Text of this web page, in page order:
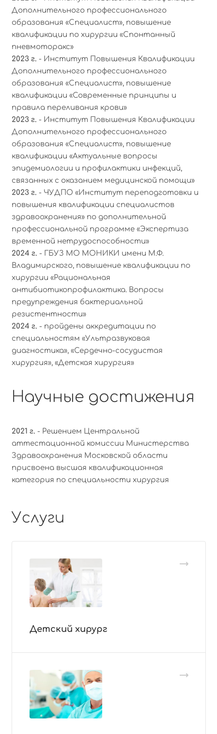
Дополнительного профессионального
образования «Специалист», повышение
квалификации по хирургии «Спонтанный
пневмоторакс»
2023 г. - Институт Повышения Квалификации
Дополнительного профессионального
образования «Специалист», повышение
квалификации «Современные принципы и
правила переливания крови»
2023 г. - Институт Повышения Квалификации
Дополнительного профессионального
образования «Специалист», повышение
квалификации «Актуальные вопросы
эпидемиологии и профилактики инфекций,
связанных с оказанием медицинской помощи»
2023 г. - ЧУДПО «Институт переподготовки и
повышения квалификации специалистов
здравоохранения» по дополнительной
профессиональной программе «Экспертиза
временной нетрудоспособности»
2024 г. - ГБУЗ МО МОНИКИ имени М.Ф.
Владимирского, повышение квалификации по
хирургии «Рациональная
антибиотикопрофилактика. Вопросы
предупреждения бактериальной
резистентности»
2024 г. - пройдены аккредитации по
специальностям «Ультразвуковая
диагностика», «Сердечно-сосудистая
хирургия», «Детская хирургия»
Научные достижения
2021 г. - Решением Центральной
аттестационной комиссии Министерства
Здравоохранения Московской области
присвоена высшая квалификационная
категория по специальности хирургия
Услуги
Детский хирург